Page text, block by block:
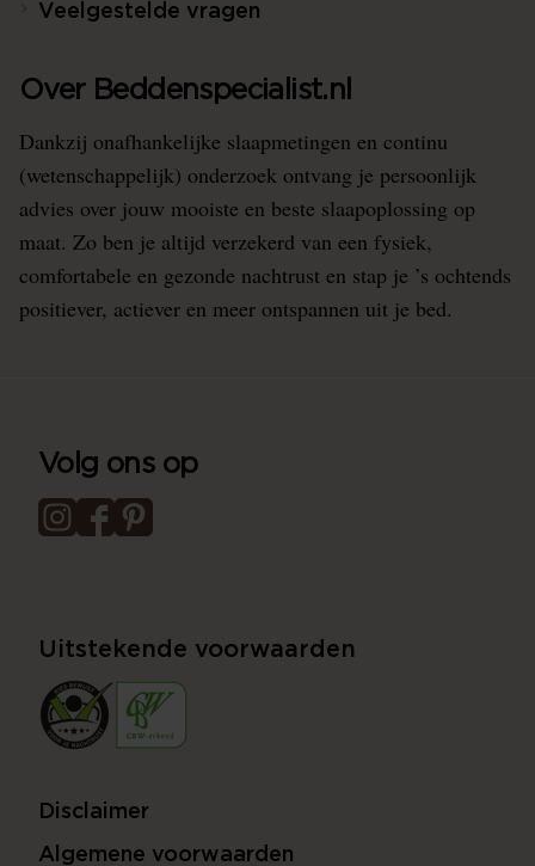
Veelgestelde vragen
Over Beddenspecialist.nl
Dankzij onafhankelijke slaapmetingen en continu
(wetenschappelijk) onderzoek ontvang je persoonlijk
advies over jouw mooiste en beste slaapoplossing op
maat. Zo ben je altijd verzekerd van een fysiek,
comfortabele en gezonde nachtrust en stap je ’s ochtends
positiever, actiever en meer ontspannen uit je bed.
Volg ons op
Uitstekende voorwaarden
Disclaimer
Algemene voorwaarden